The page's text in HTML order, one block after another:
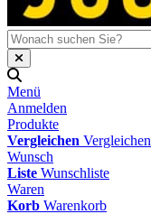
Menü
Anmelden
Produkte
Vergleichen Vergleichen
Wunsch
Liste Wunschliste
Waren
Korb Warenkorb